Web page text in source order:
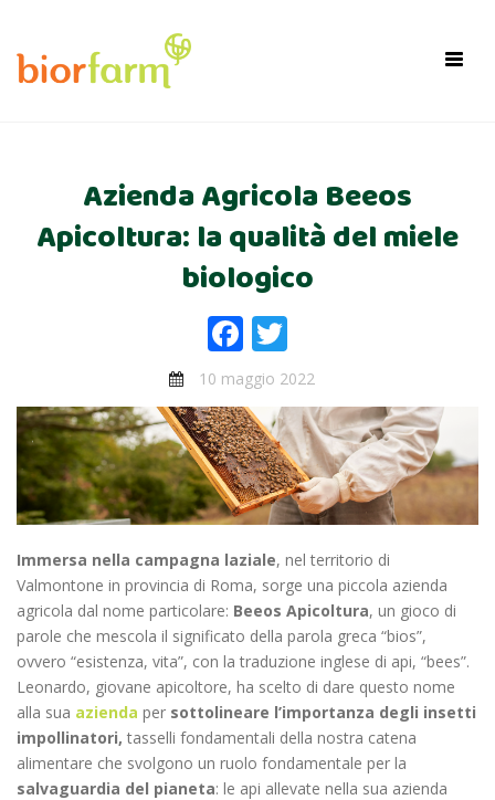
Azienda Agricola Beeos
Apicoltura: la qualità del miele
biologico
Facebook
10 maggio 2022
Immersa nella campagna laziale, nel territorio di
Valmontone in provincia di Roma, sorge una piccola azienda
agricola dal nome particolare: Beeos Apicoltura, un gioco di
parole che mescola il significato della parola greca “bios”,
ovvero “esistenza, vita”, con la traduzione inglese di api, “bees”.
Leonardo, giovane apicoltore, ha scelto di dare questo nome
alla sua azienda per sottolineare l’importanza degli insetti
impollinatori, tasselli fondamentali della nostra catena
alimentare che svolgono un ruolo fondamentale per la
salvaguardia del pianeta: le api allevate nella sua azienda